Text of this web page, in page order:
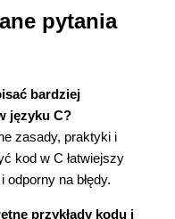
roboczym
pytania
bardziej
języku C?
zasady, praktyki i
kod w C łatwiejszy
na błędy.
przykłady kodu i